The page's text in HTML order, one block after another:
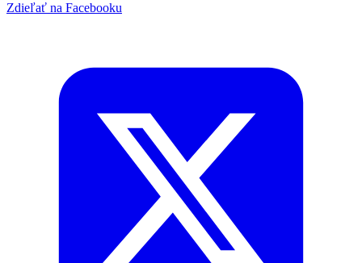
Zdieľať na Facebooku